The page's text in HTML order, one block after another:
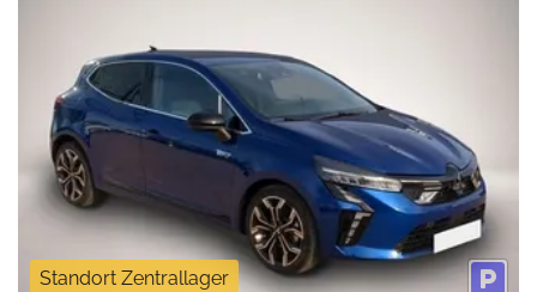
Standort Zentrallager